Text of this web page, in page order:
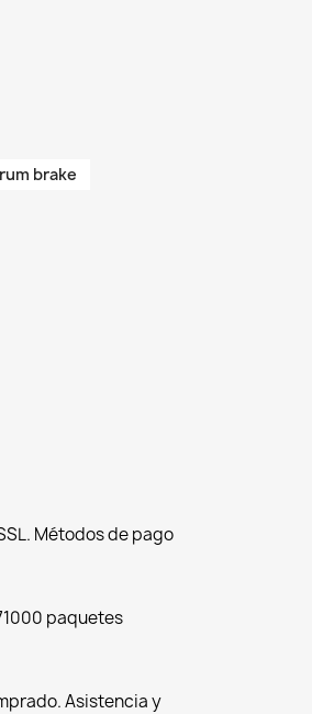
brake
Métodos de pago
paquetes
Asistencia y